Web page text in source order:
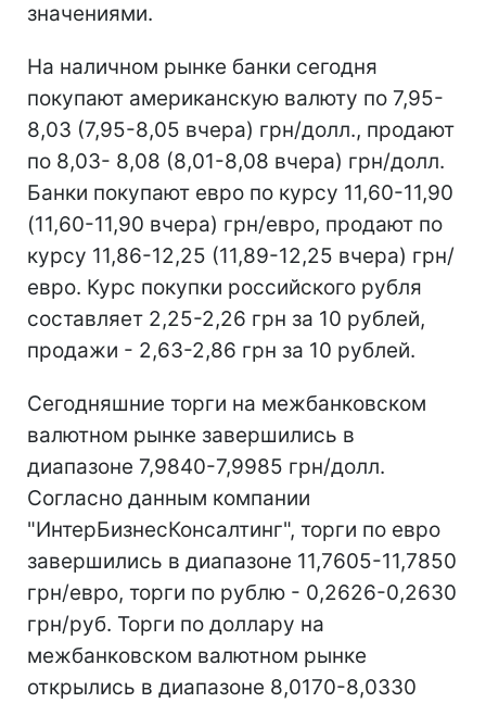
значениями.
На наличном рынке банки сегодня
покупают американскую валюту по 7,95-
8,03 (7,95-8,05 вчера) грн/долл., продают
по 8,03- 8,08 (8,01-8,08 вчера) грн/долл.
Банки покупают евро по курсу 11,60-11,90
(11,60-11,90 вчера) грн/евро, продают по
курсу 11,86-12,25 (11,89-12,25 вчера) грн/
евро. Курс покупки российского рубля
составляет 2,25-2,26 грн за 10 рублей,
продажи - 2,63-2,86 грн за 10 рублей.
Сегодняшние торги на межбанковском
валютном рынке завершились в
диапазоне 7,9840-7,9985 грн/долл.
Согласно данным компании
"ИнтерБизнесКонсалтинг", торги по евро
завершились в диапазоне 11,7605-11,7850
грн/евро, торги по рублю - 0,2626-0,2630
грн/руб. Торги по доллару на
межбанковском валютном рынке
открылись в диапазоне 8,0170-8,0330